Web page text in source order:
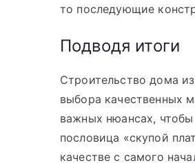
то последующие
Подводя итоги
Строительство дома
выбора качественных
важных нюансах,
пословица «скупой
качестве с самого